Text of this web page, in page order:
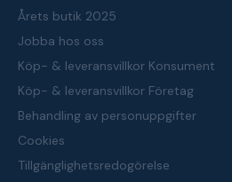
Årets butik 2025
Jobba hos oss
Köp- & leveransvillkor Konsument
Köp- & leveransvillkor Företag
Behandling av personuppgifter
Cookies
Tillgänglighetsredogörelse